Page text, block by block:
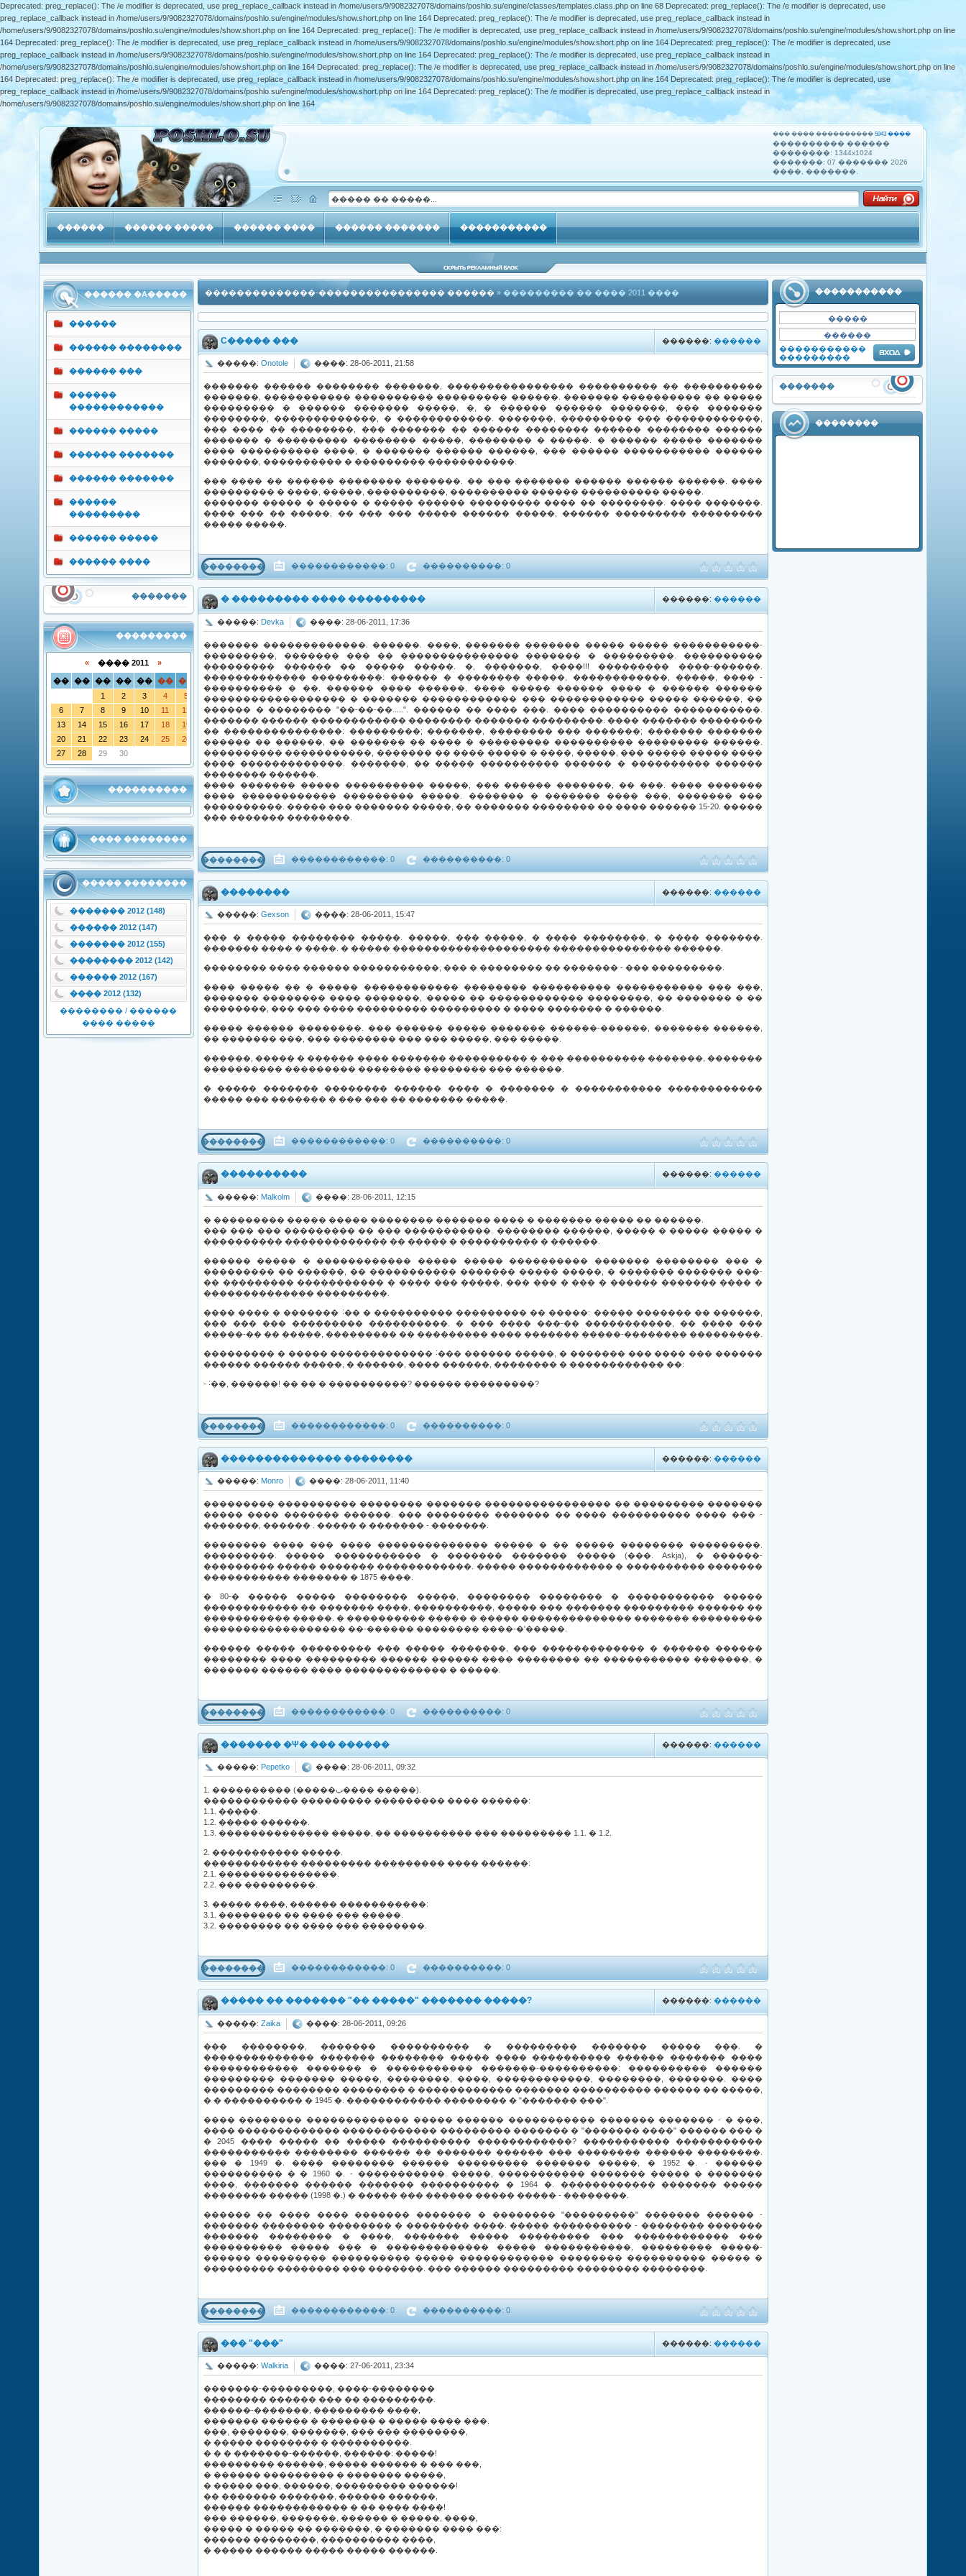
Deprecated: preg_replace(): The /e modifier is deprecated, use preg_replace_callback instead in /home/users/9/9082327078/domains/poshlo.su/engine/classes/templates.class.php on line 68 Deprecated: preg_replace(): The /e modifier is deprecated, use
preg_replace_callback instead in /home/users/9/9082327078/domains/poshlo.su/engine/modules/show.short.php on line 164 Deprecated: preg_replace(): The /e modifier is deprecated, use preg_replace_callback instead in
/home/users/9/9082327078/domains/poshlo.su/engine/modules/show.short.php on line 164 Deprecated: preg_replace(): The /e modifier is deprecated, use preg_replace_callback instead in /home/users/9/9082327078/domains/poshlo.su/engine/modules/show.short.php on line
164 Deprecated: preg_replace(): The /e modifier is deprecated, use preg_replace_callback instead in /home/users/9/9082327078/domains/poshlo.su/engine/modules/show.short.php on line 164 Deprecated: preg_replace(): The /e modifier is deprecated, use
preg_replace_callback instead in /home/users/9/9082327078/domains/poshlo.su/engine/modules/show.short.php on line 164 Deprecated: preg_replace(): The /e modifier is deprecated, use preg_replace_callback instead in
/home/users/9/9082327078/domains/poshlo.su/engine/modules/show.short.php on line 164 Deprecated: preg_replace(): The /e modifier is deprecated, use preg_replace_callback instead in /home/users/9/9082327078/domains/poshlo.su/engine/modules/show.short.php on line
164 Deprecated: preg_replace(): The /e modifier is deprecated, use preg_replace_callback instead in /home/users/9/9082327078/domains/poshlo.su/engine/modules/show.short.php on line 164 Deprecated: preg_replace(): The /e modifier is deprecated, use
preg_replace_callback instead in /home/users/9/9082327078/domains/poshlo.su/engine/modules/show.short.php on line 164 Deprecated: preg_replace(): The /e modifier is deprecated, use preg_replace_callback instead in
/home/users/9/9082327078/domains/poshlo.su/engine/modules/show.short.php on line 164
��� ���� ����������5943 ����
���������� ������
��������: 1344x1024
�������:07 ������� 2026
����, �������.
������ ������ ����� ������ ���� ������ ������� �����������
������ �A�����
������
������ ��������
������ ���
������
������������
������ �����
������ �������
������ �������
������
���������
������ �����
������ ����
�������
���������
« ���� 2011»
�� �� �� �� �� ��
��
1
2 3 4
5
6
7 8 9 10 11
12
13
14 15 16 17 18
19
20
21 22 23 24 25
26
27
28 29 30
����������
���� ��������
����� ��������
������� 2012 (148)
������ 2012 (147)
������� 2012 (155)
�������� 2012 (142)
������ 2012 (167)
���� 2012 (132)
�������� / ������
���� �����
�����������
�����������
���������
������?
�������
��������
��������������-���������������� ������» ��������� �� ���� 2011 ����
������:������
C����� ���
�����: Onotole ����: 28-06-2011, 21:58
������� ������ �������� �������, ���������������� ���������� �� ����������
�������, ����������� ���������� ��������� ������. ������� ���������� �� �����
��������� � ������ ������� �����, �, � ������ ������ �������, ��� �������
��������, �������������, � ������������. �������, ��������� ��� ������������,
��� ���� �� ��������, ��� ������� �� ������ �������� ������ �������� ������
������� � ��������� �������� �����, �������� � �����. � ������ ����� �������
���� ���������� ����, � ������� ������ ������, ��� ������ ����������� ������
�������, ���������� � ��������� �����������.
��� ���� �� ������ �������� �������. �� ��� ������� ������ ������ ������. ����
��������� � ����, �����, ����������, ���������� ������ ���������� �����.
������� ����� � ����� � ����� ������ ��������� ���� �� ��������. ���� �������.
���� ��� �� �����, �� ��� ��� ����� ������ �����, ������ ��������� ���������
����� �����.
��������� ������������: 0 ����������: 0
������:������
� ��������� ���� ���������
�����: Devka ����: 28-06-2011, 17:36
������� �������������. ������. ����, ������� ������� ����� ����� �����������-
���������, ������� ��� �� ��������������� ������� � ���������. ����������
��������� ������ �� ����� �����. �, �������, ����!!! ��������� ����-������.
������������� ���������: ������ � �������� �����, ������������, �����, ���� -
���������� � ��. ������ ���� ������, ���� ����� ������ ���� � ������ ������
������������������ � ������� ������������ ��� ������������ ����� ������, ��
������ � �������� "��-��-��.....". ������ �� ���� ���. ���� ���������� �����������.
������� ������ ������������ �������� ������� ���������. ���� ������� ��������
�� ���������������: ���������; �������, �������� ��� �������; ������� �������
������ �� ������, �� ������� �� ���� � ��������� ���������� ��������� ������.
���������� �����������, ������� �� ���� ����� � ����, �����, ��� ����� ����� ����
���� �������������. �������, �� ����� ���������� ������ � ���������� ������
�������� ������.
���� ������� ����� ���������� �����, ��� ������ �������, �� ���. ���� �������
���� ������������ ��������� �����. ������� � ������� ���� ���, ������� ���
����������. ����� ��� ������� �����, �� ������� �������� �� ���� ������ 15-20. �����
��� ������� ��������.
��������� ������������: 0 ����������: 0
������:������
��������
�����: Gexson ����: 28-06-2011, 15:47
��� � ����� �������� �����. �����, ��� �����, � ���� ��������, � ���� �������.
������� ���� � ����. � ����� �������������������� ��������������� ������.
�������� ���� ������ �����������, ��� � �������� �� ������� - ��� ���������.
���� ����� �� � ����� ������������ �������� ���������� ����������� ��� ���,
������� �������� ���� �������, ����� �� ������������ ��������, �� ������� � ��
��������, ��� ��� ���� ��������� ��������� � ���� ������� � ������.
����� ������ ��������. ��� ������ ����� ������� ������-������, ������� ������,
�� ������� ���, ��� �������� ��� ��� �����, ��� �����.
������, ����� � ������ ���� ������� ���������� � ��� ���������� �������, �������
���������� ��������� �������� �������� ��� ������.
� ����� ������� �������� ������ ���� � ������� � ����������� ������������
����� ��� ������� � ��� ��� �� ������� �����.
��������� ������������: 0 ����������: 0
������:������
����������
�����: Malkolm ����: 28-06-2011, 12:15
� ��������� ����� ����� �������� ������� ���� � ������� ����� �� ������.
��� ��� ��� ��������� �� ��� �����������. �������� ������, ����� � ����� ����� �
���������� ������������� �� ����� � ���������� � ������.
������ ����� � ������������ ����� ����� ���������� ������� �������� ��� �
��������� �� ������, �� ����������� ������� ����� �����, � ������� ������� ���-
�� ��������� ����������� � ���� ��� �����, ��� ��� � ��� � ������ ������� ���� �
�������������� ���������.
���� ���� � ������� ˸�� � ���������� ��������� �� �����: ����� ������� �� ������,
��� ��� ��� ��������� ����������. � ��� ���� ���-�� �����������, �� ���� ���
�����-�� �� �����, ��������� �� ��������� ���� ������� �����-�������� ���������.
��������� � ����� ������������� ˸��� ������ �����, � ������� ��� ���� ��� ������
������ ������ �����, � ������, ���� ������, �������� � ������������ ��:
- ˸��, ������! �� �� � ����������? ������ ���������?
��������� ������������: 0 ����������: 0
������:������
�������������� ��������
�����: Monro ����: 28-06-2011, 11:40
��������� ���������� �������� ������� ���������������� �� ��������� �������
����� ���� ������� ������. ��� �������� ������� �� ���� ���������� ���� ��� -
�������, ������ . ����� � ������� - �������.
�������� ���� ��� ���� �������������� ����� � �� ����� �������� ���������.
���������. ����� ����������� � ������� ������� ����� (���. Askja), � ������-
��������� ����� ������� ������������. ����� ������������ � ���������� �������
����������� ������� � 1875 ����.
� 80-� ����� ����� �������� �����, �������� �������� � ����������� �����
������������ �� ������� ����, ����������, ����� ��� ������� ��������� ������ ��
����������� �����. � ���������� ����� � ����� �������������� ������� ���������
������������������ ��-������ �������� ����-�'�����.
������ ����� ��������� ��� ����� �������, ��� ������������� � ������ ������
�������� ���� ��������� ������ ������ ���� �������� �� ����������� �������, �
������� ������ ���� ������������� � �����.
��������� ������������: 0 ����������: 0
������:������
������� �Ψ� ��� ������
�����: Pepetko ����: 28-06-2011, 09:32
1. ���������� (�����ب���� �����).
������������ ��������� ��������� ���� ������:
1.1. �����.
1.2. ����� ������.
1.3. �������������� �����, �� ���������� ��� ��������� 1.1. � 1.2.
2. ����������� �����.
������������ ��������� ��������� ���� ������:
2.1. ���������������.
2.2. ��� ���������.
3. ����� ����, ������ �����������:
3.1. �������� �� ���� ��� �����.
3.2. �������� �� ���� ��� ��������.
��������� ������������: 0 ����������: 0
������:������
����� �� ������� "�� �����" ������� �����?
�����: Zaika ����: 28-06-2011, 09:26
��� ��������, ������� ���������� � ��������� ������� ����� ���. �
�������������� ������� �������� ����� ���� ���������� ������ ������� ����
������������ ������� � ����������� �������-����������: ���������� ������
��������� ������� �����, ��������, ����, ������������, ��������, �������. ����
��������� �������� �������� � ������������ ������� ���������� ������ �� �����,
� � ���������� � 1945 �. ������������ �������� � "������� ���".
���� �������� ������������� ����� ������ ����������� ������� ������� - � ���,
���� ������������� ������������ ��������� ������� � "������� ����" ������ ��� �
� 2045 ���� ����� �� ����� ���������� ������������? ����������� �����������
����������� �������� ������ �� ������� ������ ��� �������� ������ ��������.
��� � 1949 �. ���� �������� ������ ��������� ������� �����, � 1952 �. - ������
���������� � � 1960 �. - �����������. �����, ����������� ������� ����� � �������
����, ������� ������ ������� ���������� � 1964 �. ������������ ������� �����
�������� ����� (1998 �.) � ����� ��� ������ ����� ����� - ��������.
������ �� ���� ���� ������� ������� � �������� "���������" ������� ������ -
������� �������� �������� � �������� ����. ����� ���������� - �������� �������
������� �������� � ����, ������� ����� ��������� ��� ������������ ���
���������� ����� ��� � ������������� ����� �����������, ��������� �����-
������ ��������� ���������� ����� ������������ �������� ���������� ����� �
��������� �������� ��� �������. ��� ������ ��������� �������� ��������.
��������� ������������: 0 ����������: 0
������:������
��� "���"
�����: Walkiria ����: 27-06-2011, 23:34
�������-���������, ����-��������
�������� ������ ��� �� ���������.
������-�������, ��������� ����,
������� ������ � ������� � ����� ���� ���.
���, �������, �������, ��� ��� ��������,
� ����� �������� � ����������.
� � � �������-������, ������: �����!
��������� ������, ����� ������ � ��� ���,
� ������ ��������� � ������� �����,
� ����� ���, ������, ��������� ������!
�� ������� �������, ������ ������,
������ ������������ � �� ���� ����!
��� ������, �������, ������ � �����, ����,
����� � ����� �� �������, � ������� ���� ���:
������ ��������, ���������� ����,
� ����� ������ ����� ����� ������.